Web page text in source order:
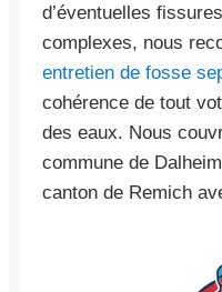
d’éventuelles
complexes, nous
entretien de fosse
cohérence de tout
des eaux. Nous
commune de
canton de Remich